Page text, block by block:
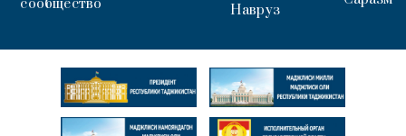
сообщество
Навруз